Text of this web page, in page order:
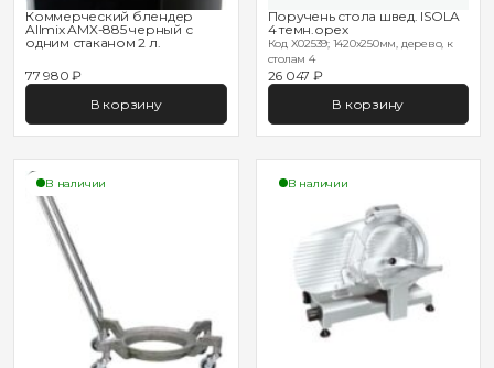
Коммерческий блендер
Allmix AMX-885 черный с
одним стаканом 2 л.
77 980 ₽
В корзину
Поручень стола швед. ISOLA
4 темн.орех
Код X02539; 1420х250мм, дерево, к
столам 4
26 047 ₽
В корзину
В наличии В наличии